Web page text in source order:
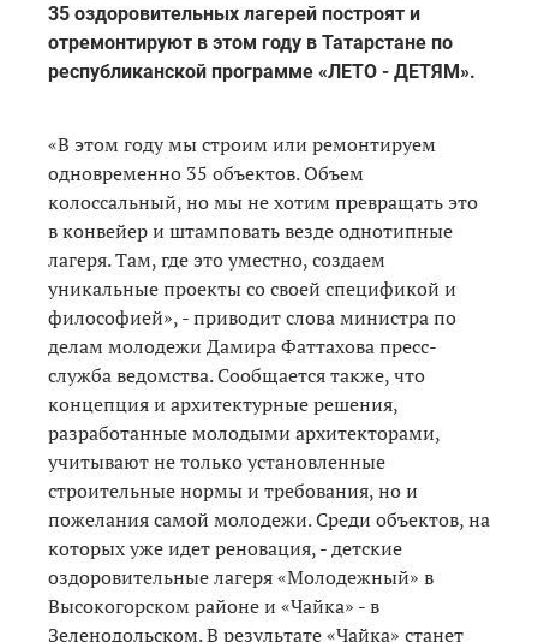
35 оздоровительных лагерей построят и
отремонтируют в этом году в Татарстане по
республиканской программе «ЛЕТО - ДЕТЯМ».
«В этом году мы строим или ремонтируем
одновременно 35 объектов. Объем
колоссальный, но мы не хотим превращать это
в конвейер и штамповать везде однотипные
лагеря. Там, где это уместно, создаем
уникальные проекты со своей спецификой и
философией», - приводит слова министра по
делам молодежи Дамира Фаттахова пресс-
служба ведомства. Сообщается также, что
концепция и архитектурные решения,
разработанные молодыми архитекторами,
учитывают не только установленные
строительные нормы и требования, но и
пожелания самой молодежи. Среди объектов, на
которых уже идет реновация, - детские
оздоровительные лагеря «Молодежный» в
Высокогорском районе и «Чайка» - в
Зеленодольском. В результате «Чайка» станет